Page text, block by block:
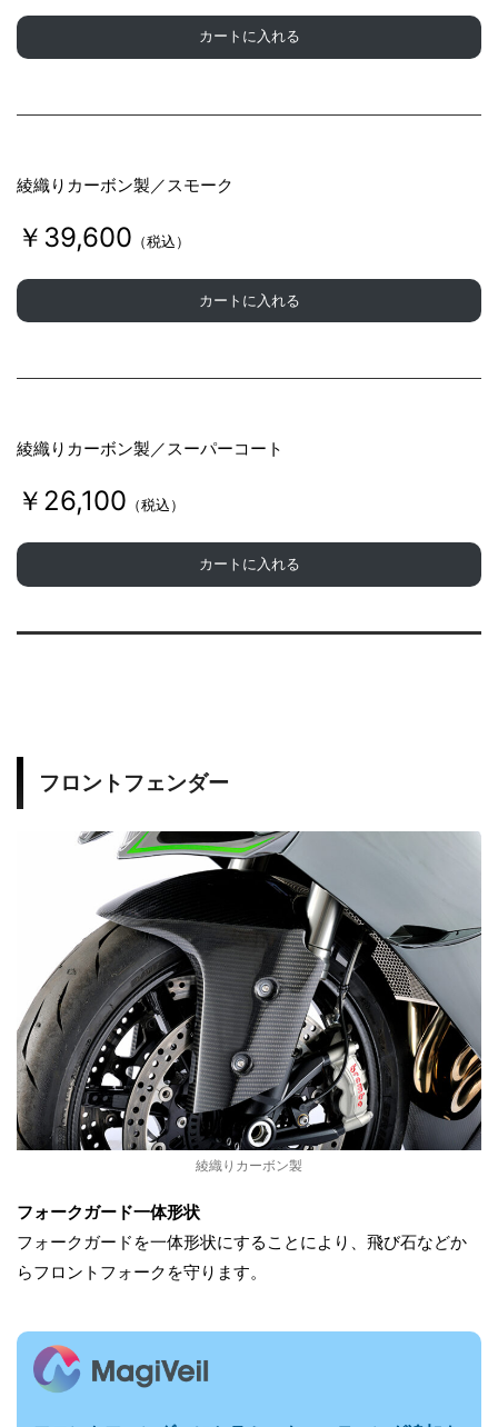
カートに入れる
綾織りカーボン製／スモーク
￥39,600 （税込）
カートに入れる
綾織りカーボン製／スーパーコート
￥26,100 （税込）
カートに入れる
フロントフェンダー
綾織りカーボン製
フォークガード一体形状
フォークガードを一体形状にすることにより、飛び石などか
らフロントフォークを守ります。